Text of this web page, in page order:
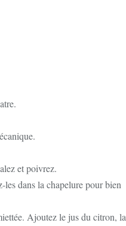
et poivrez.
les dans la chapelure pour bien
Ajoutez le jus du citron, la